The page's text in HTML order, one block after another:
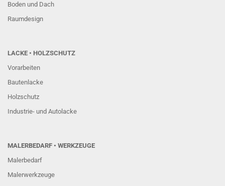
Boden und Dach
Raumdesign
LACKE • HOLZSCHUTZ
Vorarbeiten
Bautenlacke
Holzschutz
Industrie- und Autolacke
MALERBEDARF • WERKZEUGE
Malerbedarf
Malerwerkzeuge